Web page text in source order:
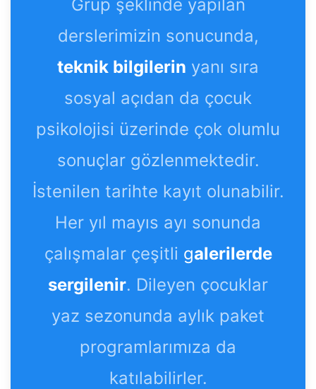
derslerimizin sonucunda,
teknik bilgilerin yanı sıra
sosyal açıdan da çocuk
psikolojisi üzerinde çok olumlu
sonuçlar gözlenmektedir.
İstenilen tarihte kayıt olunabilir.
Her yıl mayıs ayı sonunda
çalışmalar çeşitli galerilerde
sergilenir. Dileyen çocuklar
yaz sezonunda aylık paket
programlarımıza da
katılabilirler.